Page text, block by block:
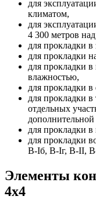
для
климатом,
для
4 300 метров
для прокладки в
для прокладки
для прокладки
влажностью,
для прокладки
для прокладки в
отдельных
для прокладки
для прокладки
B-Iб, B-Iг, В-II,
Элементы
4х4